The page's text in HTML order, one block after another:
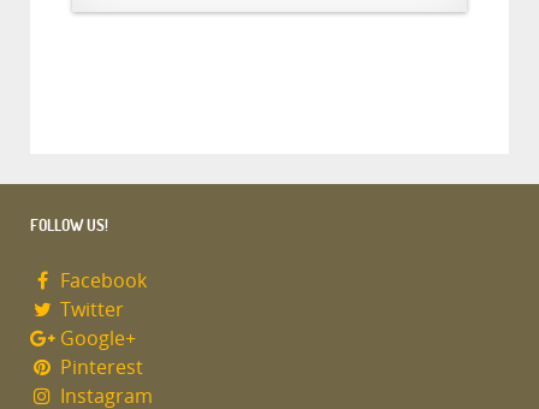
FOLLOW US!
Facebook
Twitter
Google+
Pinterest
Instagram